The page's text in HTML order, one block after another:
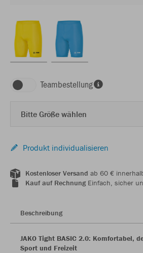
Teambestellung
Bitte Größe wählen
Produkt individualisieren
Kostenloser Versand ab 60 €
Kauf auf RechnungEinfach, sicher
Beschreibung
JAKO Tight BASIC 2.0: Komfortabel,
Sport und Freizeit